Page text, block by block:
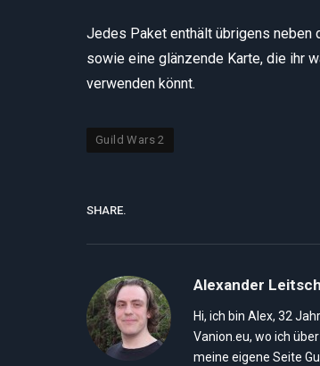
Jedes Paket enthält übrigens neben
sowie eine glänzende Karte, die ihr
verwenden könnt.
Guild Wars 2
SHARE.
Alexander Leitsch
Hi, ich bin Alex, 32
Vanion.eu, wo ich
meine eigene Seite